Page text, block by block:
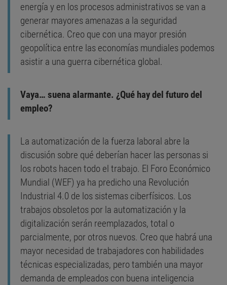
energía y en los procesos administrativos se van a
generar mayores amenazas a la seguridad
cibernética. Creo que con una mayor presión
geopolítica entre las economías mundiales podemos
asistir a una guerra cibernética global.
Vaya… suena alarmante. ¿Qué hay del futuro del
empleo?
La automatización de la fuerza laboral abre la
discusión sobre qué deberían hacer las personas si
los robots hacen todo el trabajo. El Foro Económico
Mundial (WEF) ya ha predicho una Revolución
Industrial 4.0 de los sistemas ciberfísicos. Los
trabajos obsoletos por la automatización y la
digitalización serán reemplazados, total o
parcialmente, por otros nuevos. Creo que habrá una
mayor necesidad de trabajadores con habilidades
técnicas especializadas, pero también una mayor
demanda de empleados con buena inteligencia